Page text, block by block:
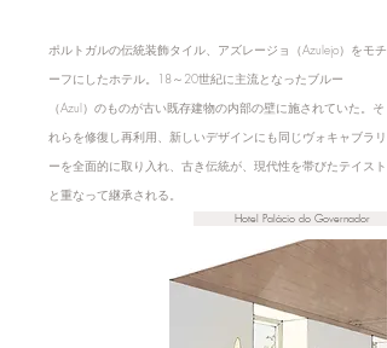
ポルトガルの伝統装飾タイル、アズレージョ（Azulejo）をモチ
ーフにしたホテル。18～20世紀に主流となったブルー
（Azul）のものが古い既存建物の内部の壁に施されていた。そ
れらを修復し再利用、新しいデザインにも同じヴォキャブラリ
ーを全面的に取り入れ、古き伝統が、現代性を帯びたテイスト
と重なって継承される。
Hotel Palácio do Governador